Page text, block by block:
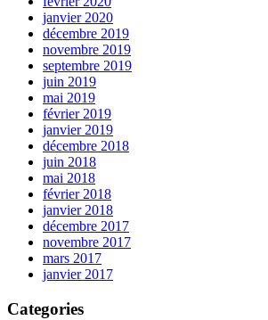
janvier 2020
décembre 2019
novembre 2019
septembre 2019
juin 2019
mai 2019
février 2019
janvier 2019
décembre 2018
juin 2018
mai 2018
février 2018
janvier 2018
décembre 2017
novembre 2017
mars 2017
janvier 2017
Categories